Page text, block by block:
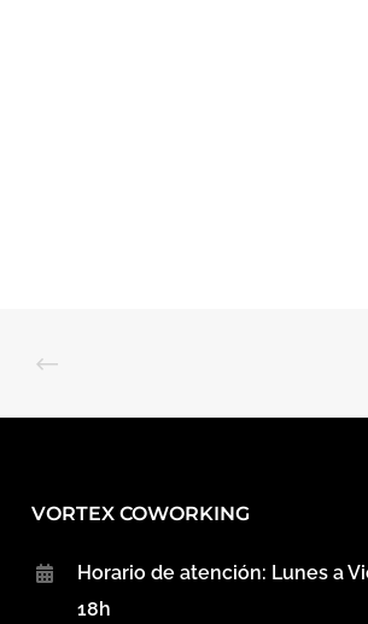
VORTEX COWORKING
Horario de atención: Lunes a
18h